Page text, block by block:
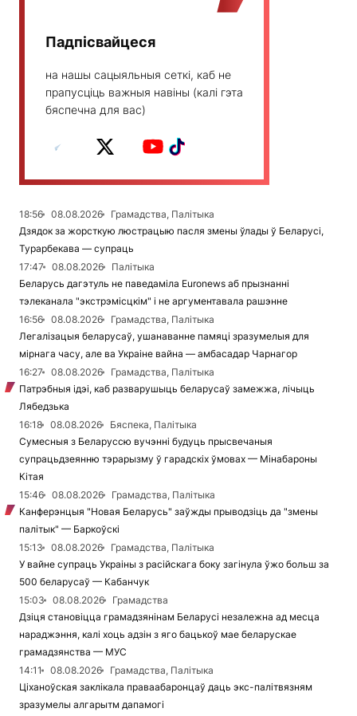
Падпісвайцеся
на нашы сацыяльныя сеткі, каб не
прапусціць важныя навіны (калі гэта
бяспечна для вас)
18:56 08.08.2026
Грамадства, Палітыка
Дзядок за жорсткую люстрацыю пасля змены ўлады ў Беларусі,
Турарбекава — супраць
17:47
08.08.2026
Палітыка
Беларусь дагэтуль не паведаміла Euronews аб прызнанні
тэлеканала "экстрэмісцкім" і не аргументавала рашэнне
16:56
08.08.2026
Грамадства, Палітыка
Легалізацыя беларусаў, ушанаванне памяці зразумелыя для
мірнага часу, але ва Украіне вайна — амбасадар Чарнагор
16:27
08.08.2026
Грамадства, Палітыка
Патрэбныя ідэі, каб разварушыць беларусаў замежжа, лічыць
Лябедзька
16:18
08.08.2026
Бяспека, Палітыка
Сумесныя з Беларуссю вучэнні будуць прысвечаныя
супрацьдзеянню тэрарызму ў гарадскіх ўмовах — Мінабароны
Кітая
15:46
08.08.2026
Грамадства, Палітыка
Канферэнцыя "Новая Беларусь" заўжды прыводзіць да "змены
палітык" — Баркоўскі
15:13
08.08.2026
Грамадства, Палітыка
У вайне супраць Украіны з расійскага боку загінула ўжо больш за
500 беларусаў — Кабанчук
15:03
08.08.2026
Грамадства
Дзіця становіцца грамадзянінам Беларусі незалежна ад месца
нараджэння, калі хоць адзін з яго бацькоў мае беларускае
грамадзянства — МУС
14:11
08.08.2026
Грамадства, Палітыка
Ціханоўская заклікала праваабаронцаў даць экс-палітвязням
зразумелы алгарытм дапамогі